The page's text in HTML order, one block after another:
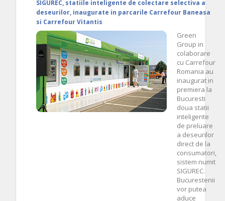
SIGUREC, statiile inteligente de colectare selectiva a
deseurilor, inaugurate in parcarile Carrefour Baneasa
si Carrefour Vitantis
Green
Group in
colaborare
cu Carrefour
Romania au
inaugurat in
premiera la
Bucuresti
doua statii
inteligente
de preluare
a deseurilor
direct de la
consumatori,
sistem numit
SIGUREC.
Bucurestenii
vor putea
aduce